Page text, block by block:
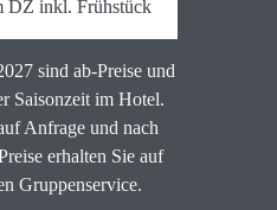
DZ inkl. Frühstück
sind ab-Preise und
Saisonzeit im Hotel.
Anfrage und nach
erhalten Sie auf
Gruppenservice.